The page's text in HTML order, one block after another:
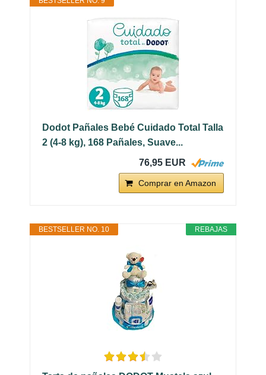
Dodot Pañales Bebé Cuidado Total Talla
2 (4-8 kg), 168 Pañales, Suave...
76,95 EUR
Comprar en Amazon
REBAJAS
BESTSELLER NO. 10